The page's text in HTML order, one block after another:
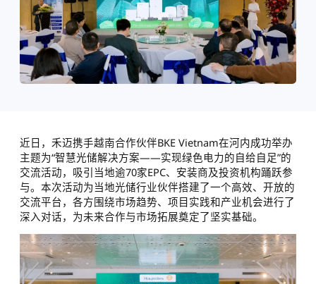
近日，禾迈携手越南合作伙伴BKE Vietnam在河内成功举办
主题为“智慧光储解决方案——实现绿色电力的自给自足”的
交流活动，吸引当地逾70家EPC、安装商及投资机构踊跃参
与。本次活动为当地光储行业伙伴搭建了一个高效、开放的
交流平台，各方围绕市场趋势、项目实践和产业机会进行了
深入对话，为未来合作与市场拓展奠定了坚实基础。